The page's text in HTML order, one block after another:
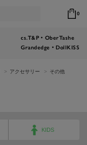
0
cs.T&P・OberTashe
Grandedge・DollKISS
アクセサリー その他
KIDS